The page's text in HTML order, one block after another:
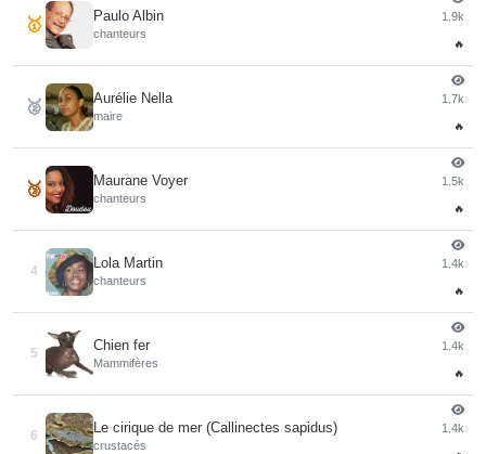
🥇 Paulo Albin
chanteurs
1.9k
🔥
🥈 Aurélie Nella
maire
1.7k
🔥
🥉 Maurane Voyer
chanteurs
1.5k
🔥
4
Lola Martin
chanteurs
1.4k
🔥
5
Chien fer
Mammifères
1.4k
🔥
6
Le cirique de mer (Callinectes sapidus)
crustacés
1.4k